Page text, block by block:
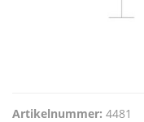
Artikelnummer: 4481